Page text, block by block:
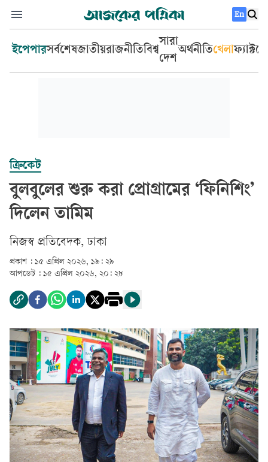
En
ইপেপারসর্বশেষজাতীয়রাজনীতিবিশ্ব
সারা
দেশ
অর্থনীতিখেলা
ক্রিকেট
বুলবুলের শুরু করা প্রোগ্রামের ‘ফিনিশিং’
দিলেন তামিম
‎নিজস্ব প্রতিবেদক, ঢাকা‎
প্রকাশ : ১৫ এপ্রিল ২০২৬, ১৯: ২৯
আপডেট : ১৫ এপ্রিল ২০২৬, ২০: ২৮